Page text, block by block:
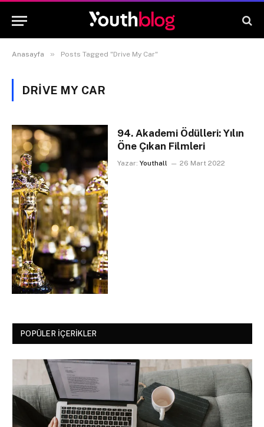
Anasayfa » Posts Tagged "Drive My Car"
DRIVE MY CAR
94. Akademi Ödülleri: Yılın
Öne Çıkan Filmleri
Yazar: Youthall 26 Mart 2022
POPÜLER İÇERIKLER